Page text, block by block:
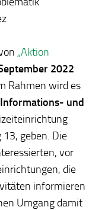
„Aktion
2022
Rahmen wird es
und
13, geben. Die
vor
die
informieren
Umgang damit